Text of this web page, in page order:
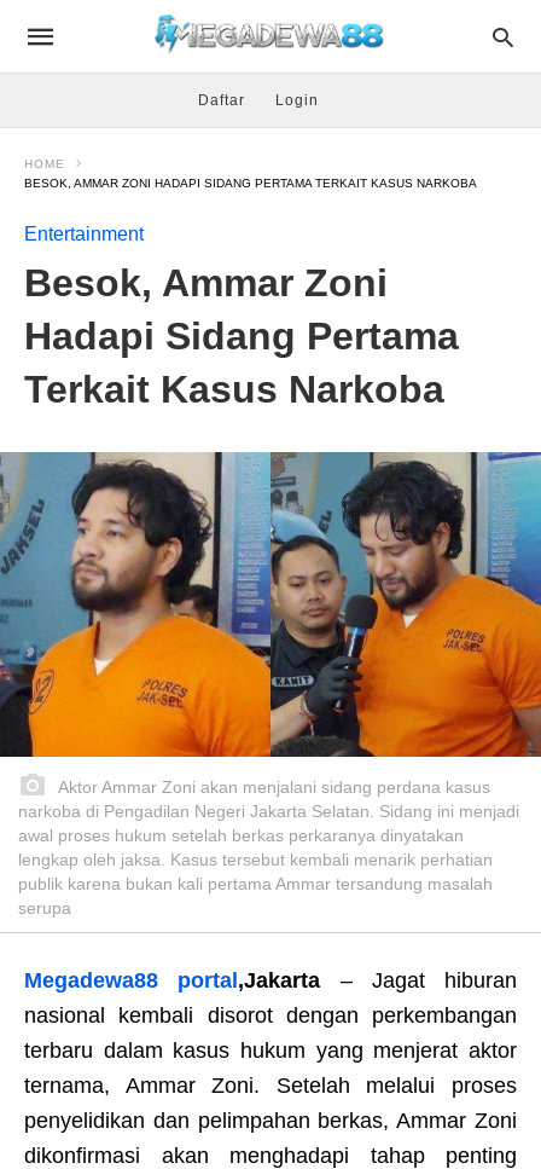
Daftar Login
HOME
BESOK, AMMAR ZONI HADAPI SIDANG PERTAMA TERKAIT KASUS NARKOBA
Entertainment
Besok, Ammar Zoni
Hadapi Sidang Pertama
Terkait Kasus Narkoba
Aktor Ammar Zoni akan menjalani sidang perdana kasus
narkoba di Pengadilan Negeri Jakarta Selatan. Sidang ini menjadi
awal proses hukum setelah berkas perkaranya dinyatakan
lengkap oleh jaksa. Kasus tersebut kembali menarik perhatian
publik karena bukan kali pertama Ammar tersandung masalah
serupa
Megadewa88 portal,Jakarta – Jagat hiburan
nasional kembali disorot dengan perkembangan
terbaru dalam kasus hukum yang menjerat aktor
ternama, Ammar Zoni. Setelah melalui proses
penyelidikan dan pelimpahan berkas, Ammar Zoni
dikonfirmasi akan menghadapi tahap penting